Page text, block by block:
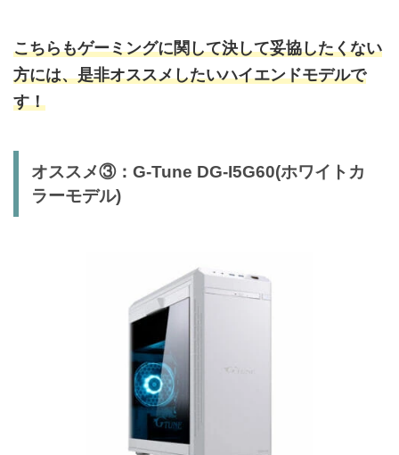
こちらもゲーミングに関して決して妥協したくない
方には、是非オススメしたいハイエンドモデルで
す！
オススメ③：G-Tune DG-I5G60(ホワイトカ
ラーモデル)